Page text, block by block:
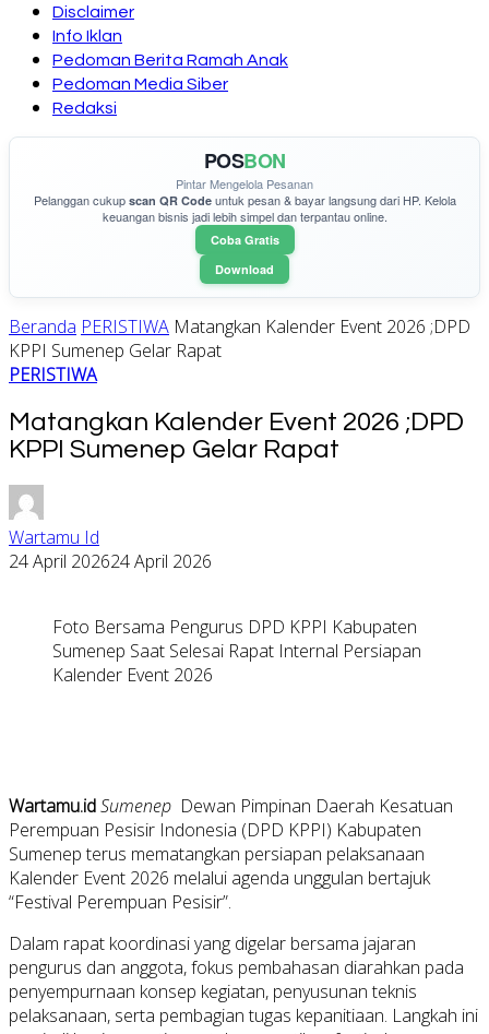
Disclaimer
Info Iklan
Pedoman Berita Ramah Anak
Pedoman Media Siber
Redaksi
POSBON
Pintar Mengelola Pesanan
Pelanggan cukup scan QR Codeuntuk pesan & bayar langsung dari HP. Kelola
keuangan bisnis jadi lebih simpel dan terpantau online.
Coba Gratis
Download
Beranda PERISTIWA Matangkan Kalender Event 2026 ;DPD
KPPI Sumenep Gelar Rapat
PERISTIWA
Matangkan Kalender Event 2026 ;DPD
KPPI Sumenep Gelar Rapat
Wartamu Id
24 April 202624 April 2026
Foto Bersama Pengurus DPD KPPI Kabupaten
Sumenep Saat Selesai Rapat Internal Persiapan
Kalender Event 2026
Wartamu.idSumenep Dewan Pimpinan Daerah Kesatuan
Perempuan Pesisir Indonesia (DPD KPPI) Kabupaten
Sumenep terus mematangkan persiapan pelaksanaan
Kalender Event 2026 melalui agenda unggulan bertajuk
“Festival Perempuan Pesisir”.
Dalam rapat koordinasi yang digelar bersama jajaran
pengurus dan anggota, fokus pembahasan diarahkan pada
penyempurnaan konsep kegiatan, penyusunan teknis
pelaksanaan, serta pembagian tugas kepanitiaan. Langkah ini